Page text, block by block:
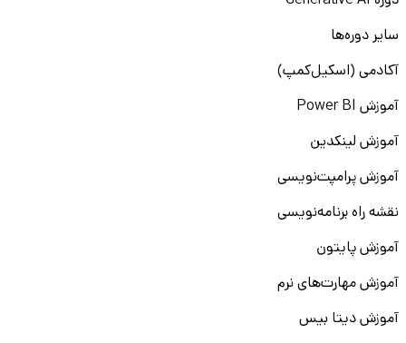
سایر دوره‌ها
آکادمی (اسکیل‌کمپ)
آموزش Power BI
آموزش لینکدین
آموزش پرامپت‌نویسی
نقشه راه برنامه‌نویسی
آموزش پایتون
آموزش مهارت‌های نرم
آموزش دیتا بیس